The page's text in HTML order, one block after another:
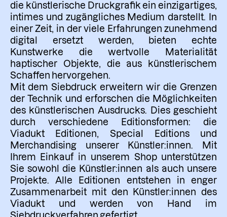
SHOP – EDITIONEN
MITGLIEDSCHAFT
KONTAKT
die künstlerische Druckgrafik ein einzigartiges,
intimes und zugängliches Medium darstellt. In
einer Zeit, in der viele Erfahrungen zunehmend
digital ersetzt werden, bieten echte
Kunstwerke die wertvolle Materialität
haptischer Objekte, die aus künstlerischem
Schaffen hervorgehen.
Mit dem Siebdruck erweitern wir die Grenzen
der Technik und erforschen die Möglichkeiten
des künstlerischen Ausdrucks. Dies geschieht
durch verschiedene Editionsformen: die
Viadukt Editionen, Special Editions und
Merchandising unserer Künstler:innen. Mit
Ihrem Einkauf in unserem Shop unterstützen
Sie sowohl die Künstler:innen als auch unsere
Projekte. Alle Editionen entstehen in enger
Zusammenarbeit mit den Künstler:innen des
Viadukt und werden von Hand im